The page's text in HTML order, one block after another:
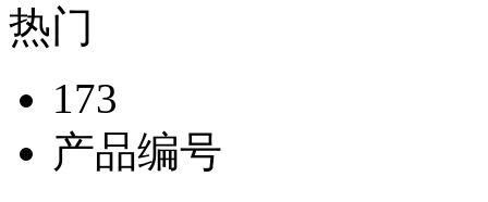
热门
173
产品编号